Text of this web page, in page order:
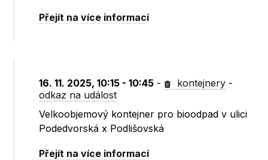
Přejít na více informací
16. 11. 2025, 10:15 - 10:45 - kontejnery -
odkaz na událost
Velkoobjemový kontejner pro bioodpad v ulici
Podedvorská x Podlišovská
Přejít na více informací